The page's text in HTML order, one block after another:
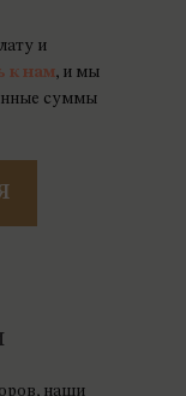
и
к нам, и мы
суммы
наши